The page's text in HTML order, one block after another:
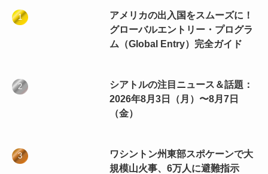
アメリカの出入国をスムーズに！
グローバルエントリー・プログラ
ム（Global Entry）完全ガイド
シアトルの注目ニュース＆話題：
2026年8月3日（月）〜8月7日
（金）
ワシントン州東部スポケーンで大
規模山火事、6万人に避難指示